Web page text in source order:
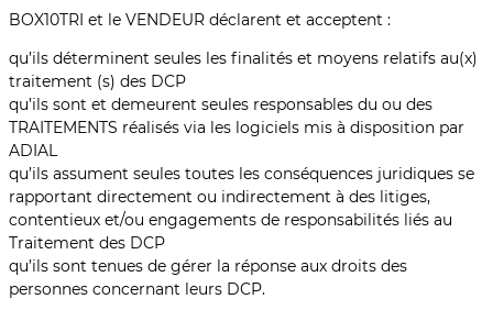
BOX10TRI et le VENDEUR déclarent et acceptent :
qu’ils déterminent seules les finalités et moyens relatifs au(x)
traitement (s) des DCP
qu’ils sont et demeurent seules responsables du ou des
TRAITEMENTS réalisés via les logiciels mis à disposition par
ADIAL
qu’ils assument seules toutes les conséquences juridiques se
rapportant directement ou indirectement à des litiges,
contentieux et/ou engagements de responsabilités liés au
Traitement des DCP
qu’ils sont tenues de gérer la réponse aux droits des
personnes concernant leurs DCP.